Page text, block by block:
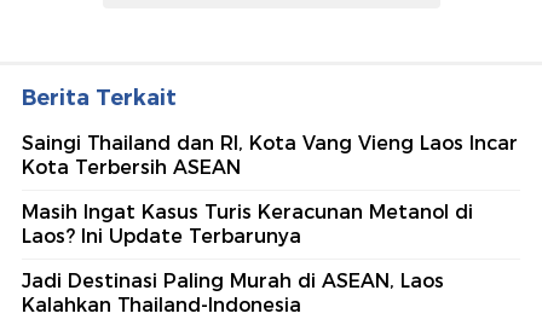
Berita Terkait
Saingi Thailand dan RI, Kota Vang Vieng Laos Incar
Kota Terbersih ASEAN
Masih Ingat Kasus Turis Keracunan Metanol di
Laos? Ini Update Terbarunya
Jadi Destinasi Paling Murah di ASEAN, Laos
Kalahkan Thailand-Indonesia